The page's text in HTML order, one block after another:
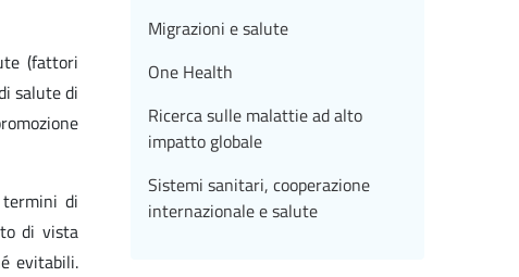
(fattori
salute di
di
di vista
evitabili.
Migrazioni e salute
One Health
Ricerca sulle malattie ad alto
impatto globale
Sistemi sanitari, cooperazione
internazionale e salute